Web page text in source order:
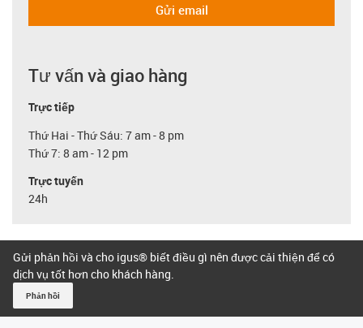
Gửi email
Tư vấn và giao hàng
Trực tiếp
Thứ Hai - Thứ Sáu: 7 am - 8 pm
Thứ 7: 8 am - 12 pm
Trực tuyến
24h
Gửi phản hồi và cho igus® biết điều gì nên được cải thiện để có
dịch vụ tốt hơn cho khách hàng.
Phản hồi